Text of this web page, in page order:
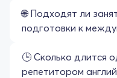
🌐 Подходят ли
подготовки к
🕒 Сколько длится
репетитором